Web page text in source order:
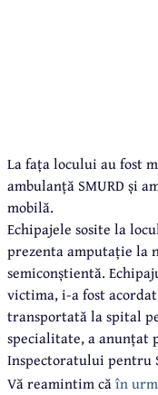
La fața locului au fost
ambulanță SMURD și
mobilă.
Echipajele sosite la
prezenta amputație la
semiconștientă.
victima, i-a fost
transportată la spital
specialitate, a anunțat
Inspectoratului pentru
Vă reamintim căîn